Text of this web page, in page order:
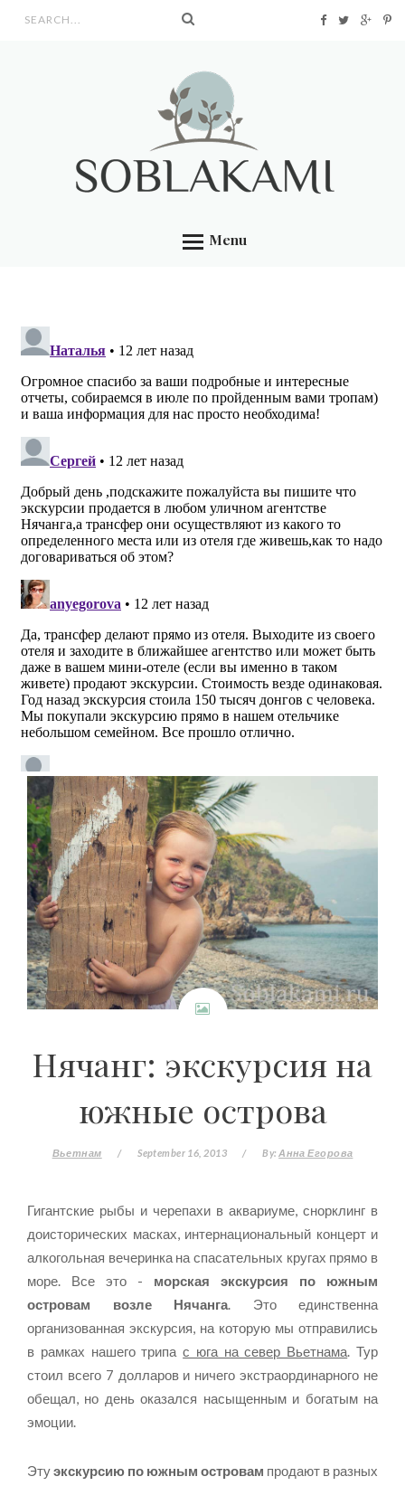
Menu
Нячанг: экскурсия на
южные острова
Вьетнам / September 16, 2013 / By:Анна Егорова
Гигантские рыбы и черепахи в аквариуме, снорклинг в
доисторических масках, интернациональный концерт и
алкогольная вечеринка на спасательных кругах прямо в
море. Все это - морская экскурсия по южным
островам возле Нячанга. Это единственна
организованная экскурсия, на которую мы отправились
в рамках нашего трипас юга на север Вьетнама. Тур
стоил всего 7 долларов и ничего экстраординарного не
обещал, но день оказался насыщенным и богатым на
эмоции.
Этуэкскурсию по южным островам продают в разных